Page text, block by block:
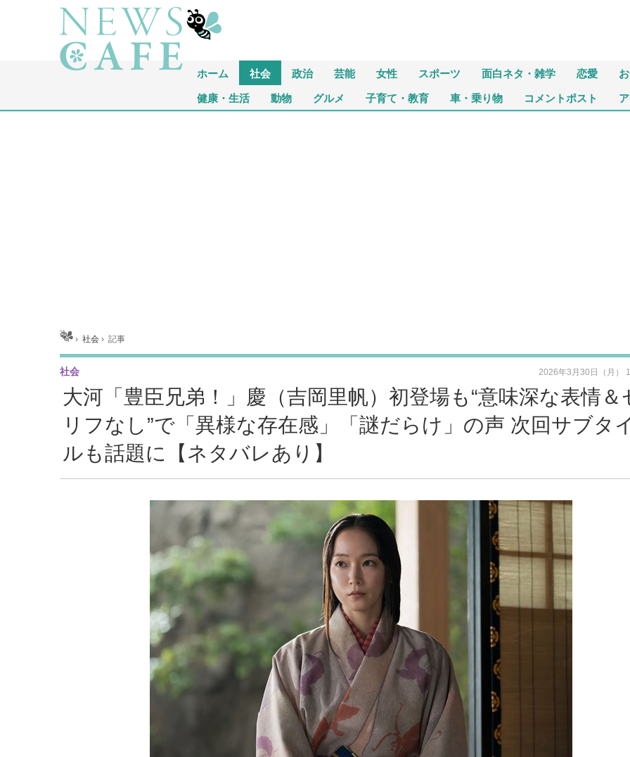
ホーム 社会 政治 芸能 女性 スポーツ 面白ネタ・雑学 恋愛
健康・生活 動物 グルメ 子育て・教育 車・乗り物 コメントポスト
ホーム ›社会 ›記事
大河「豊臣兄弟！」慶（吉岡里帆）初登場も“意味深な表情＆
リフなし”で「異様な存在感」「謎だらけ」の声 次回サブタ
ルも話題に【ネタバレあり】
社会 2026年3月30日（月）